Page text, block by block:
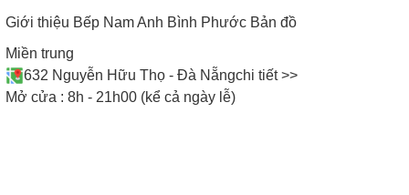
Giới thiệu Bếp Nam Anh Bình Phước Bản đồ
Miền trung
632 Nguyễn Hữu Thọ - Đà Nẵngchi tiết >>
Mở cửa : 8h - 21h00 (kể cả ngày lễ)